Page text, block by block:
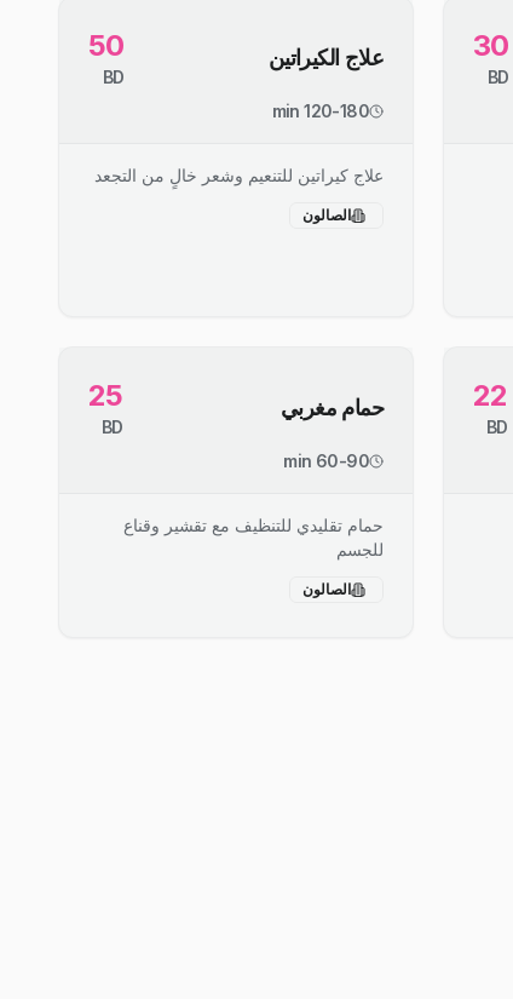
30
BD
علاج الكيراتين 50
BD
120-180 min
علاج كيراتين للتنعيم وشعر خالٍ من التجعد
الصالون
22
BD
حمام مغربي 25
BD
60-90 min
حمام تقليدي للتنظيف مع تقشير وقناع
للجسم
الصالون